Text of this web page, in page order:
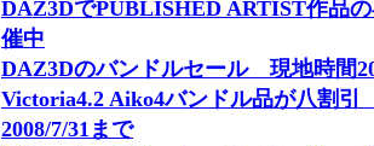
DAZ3DでPUBLISHED ARTIST作品
催中
DAZ3Dのバンドルセール 現地時間
Victoria4.2 Aiko4バンドル品が八割
2008/7/31まで